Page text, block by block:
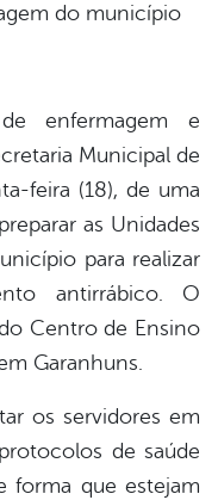
do município
enfermagem e
Municipal de
feira (18), de uma
as Unidades
para realizar
antirrábico. O
Centro de Ensino
Garanhuns.
os servidores em
de saúde
forma que estejam